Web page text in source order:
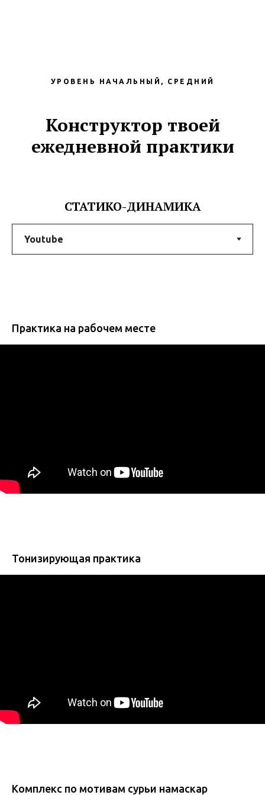
УРОВЕНЬ НАЧАЛЬНЫЙ, СРЕДНИЙ
Конструктор твоей
ежедневной практики
СТАТИКО-ДИНАМИКА
Практика на рабочем месте
Тонизирующая практика
Комплекс по мотивам сурьи намаскар